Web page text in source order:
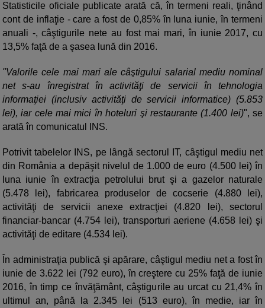
Statisticile oficiale publicate arată că, în termeni reali, ţinând
cont de inflaţie - care a fost de 0,85% în luna iunie, în termeni
anuali -, câştigurile nete au fost mai mari, în iunie 2017, cu
13,5% faţă de a şasea lună din 2016.
"Valorile cele mai mari ale câştigului salarial mediu nominal
net s-au înregistrat în activităţi de servicii în tehnologia
informaţiei (inclusiv activităţi de servicii informatice) (5.853
lei), iar cele mai mici în hoteluri şi restaurante (1.400 lei)", se
arată în comunicatul INS.
Potrivit tabelelor INS, pe lângă sectorul IT, câştigul mediu net
din România a depăşit nivelul de 1.000 de euro (4.500 lei) în
luna iunie în extracţia petrolului brut şi a gazelor naturale
(5.478 lei), fabricarea produselor de cocserie (4.880 lei),
activităţi de servicii anexe extracţiei (4.820 lei), sectorul
financiar-bancar (4.754 lei), transporturi aeriene (4.658 lei) şi
activităţi de editare (4.534 lei).
În administraţia publică şi apărare, câştigul mediu net a fost în
iunie de 3.622 lei (792 euro), în creştere cu 25% faţă de iunie
2016, în timp ce învăţământ, câştigurile au urcat cu 21,4% în
ultimul an, până la 2.345 lei (513 euro), în medie, iar în